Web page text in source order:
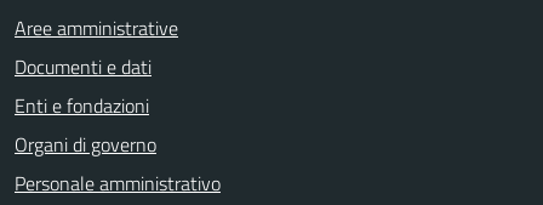
Aree amministrative
Documenti e dati
Enti e fondazioni
Organi di governo
Personale amministrativo